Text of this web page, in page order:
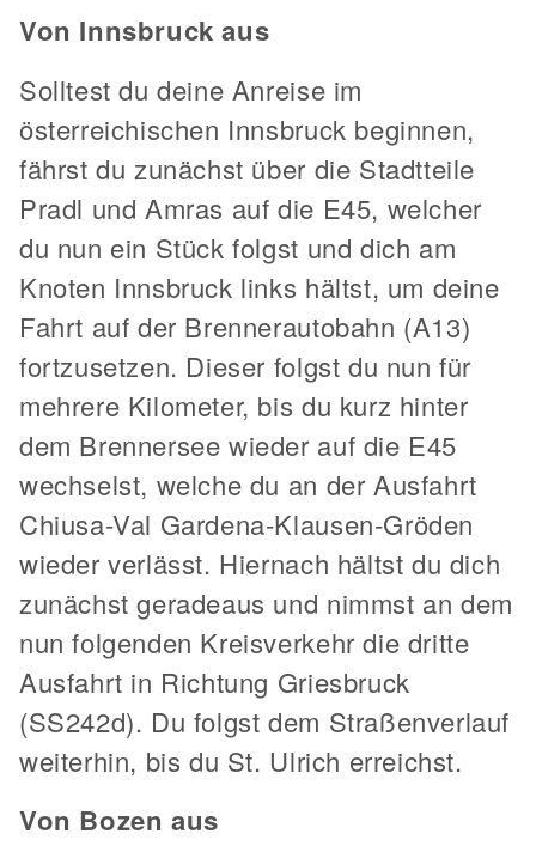
Von Innsbruck aus
Solltest du deine Anreise im
österreichischen Innsbruck beginnen,
fährst du zunächst über die Stadtteile
Pradl und Amras auf die E45, welcher
du nun ein Stück folgst und dich am
Knoten Innsbruck links hältst, um deine
Fahrt auf der Brennerautobahn (A13)
fortzusetzen. Dieser folgst du nun für
mehrere Kilometer, bis du kurz hinter
dem Brennersee wieder auf die E45
wechselst, welche du an der Ausfahrt
Chiusa-Val Gardena-Klausen-Gröden
wieder verlässt. Hiernach hältst du dich
zunächst geradeaus und nimmst an dem
nun folgenden Kreisverkehr die dritte
Ausfahrt in Richtung Griesbruck
(SS242d). Du folgst dem Straßenverlauf
weiterhin, bis du St. Ulrich erreichst.
Von Bozen aus